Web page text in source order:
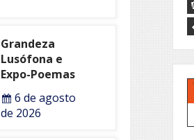
Grandeza
Lusófona e
Expo-Poemas
6 de agosto
de 2026